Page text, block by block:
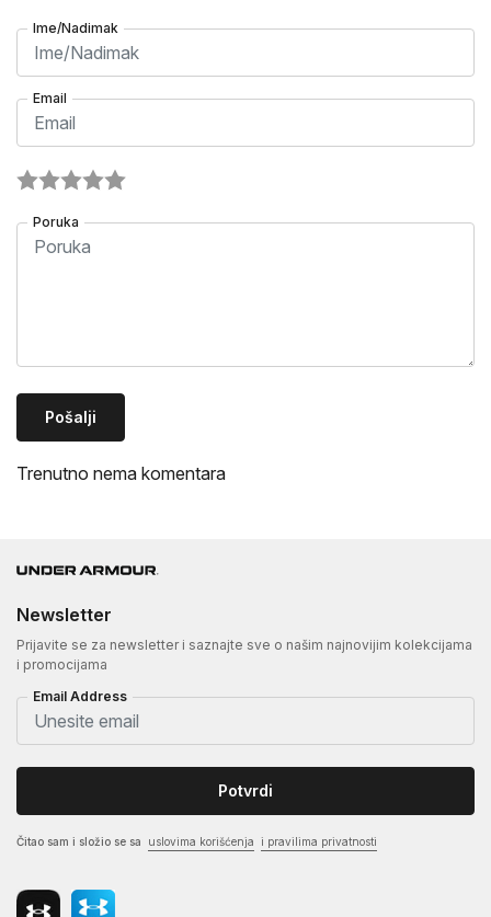
Ime/Nadimak
Email
Poruka
Pošalji
Trenutno nema komentara
Newsletter
Prijavite se za newsletter i saznajte sve o našim najnovijim kolekcijama
i promocijama
Email Address
Potvrdi
Čitao sam i složio se sa uslovima korišćenja i pravilima privatnosti